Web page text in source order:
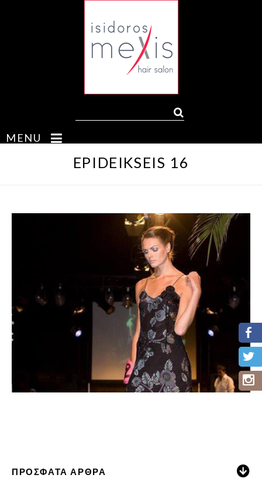
MENU
EPIDEIKSEIS 16
ΠΡΌΣΦΑΤΑ ΆΡΘΡΑ